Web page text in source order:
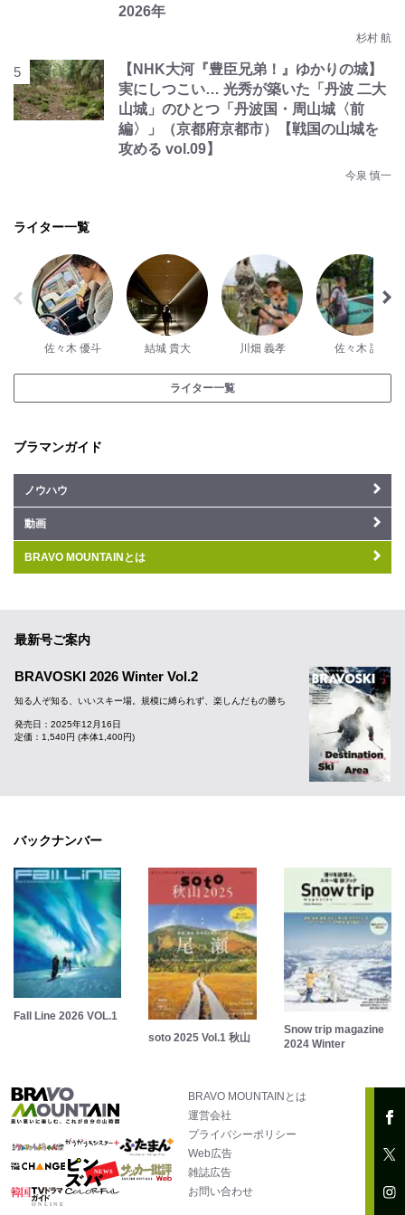
2026年
杉村 航
【NHK大河『豊臣兄弟！』ゆかりの城】
実にしつこい… 光秀が築いた「丹波 二大
山城」のひとつ「丹波国・周山城〈前
編〉」（京都府京都市）【戦国の山城を
攻める vol.09】
今泉 慎一
ライター一覧
佐々木 優斗 結城 貴大 川畑 義孝 佐々木 誠
ライター一覧
ブラマンガイド
ノウハウ
動画
BRAVO MOUNTAINとは
最新号ご案内
BRAVOSKI 2026 Winter Vol.2
知る人ぞ知る、いいスキー場。規模に縛られず、楽しんだもの勝ち
発売日：2025年12月16日
定価：1,540円 (本体1,400円)
バックナンバー
Fall Line 2026 VOL.1
soto 2025 Vol.1 秋山
Snow trip magazine
2024 Winter
BRAVO MOUNTAINとは
運営会社
プライバシーポリシー
Web広告
雑誌広告
お問い合わせ